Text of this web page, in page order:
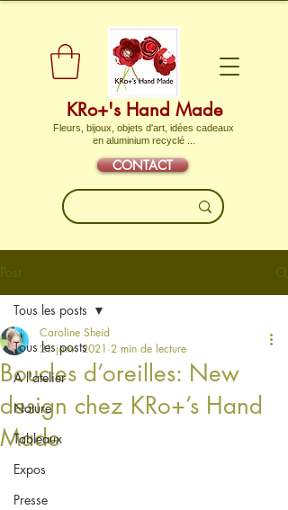
KRo+'s Hand Made
Fleurs, bijoux, objets d'art, idées cadeaux
en aluminium recyclé ...
CONTACT
Post
Tous les posts
A l'atelier
Nature
Tableaux
Expos
Presse
Tous les posts
Boucles d’oreilles: New
design chez KRo+’s Hand
Made
Caroline Sheid
21 janv. 2021 2 min de lecture